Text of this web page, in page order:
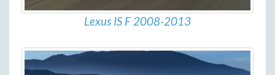
Lexus IS F 2008-2013